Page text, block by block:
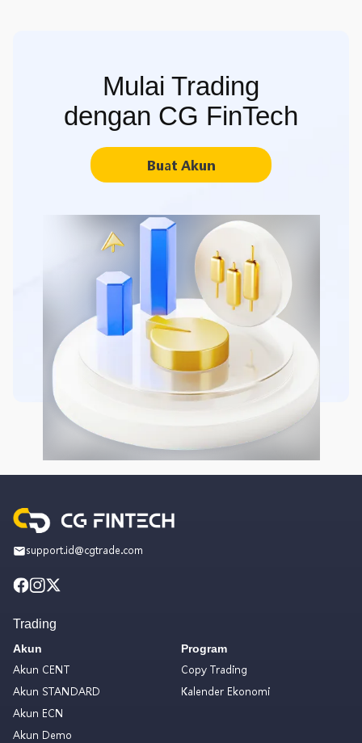
Mulai Trading
dengan CG FinTech
Buat Akun
support.id@cgtrade.com
Trading
Akun
Akun CENT
Akun STANDARD
Akun ECN
Akun Demo
Program
Copy Trading
Kalender Ekonomi